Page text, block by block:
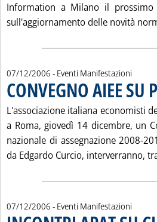
Information a Milano il
sull'aggiornamento delle novità
07/12/2006 - Eventi Manifestazioni
CONVEGNO AIEE
L'associazione italiana economisti
a Roma, giovedì 14 dicembre, un
nazionale di assegnazione 2008-
da Edgardo Curcio, interverranno,
07/12/2006 - Eventi Manifestazioni